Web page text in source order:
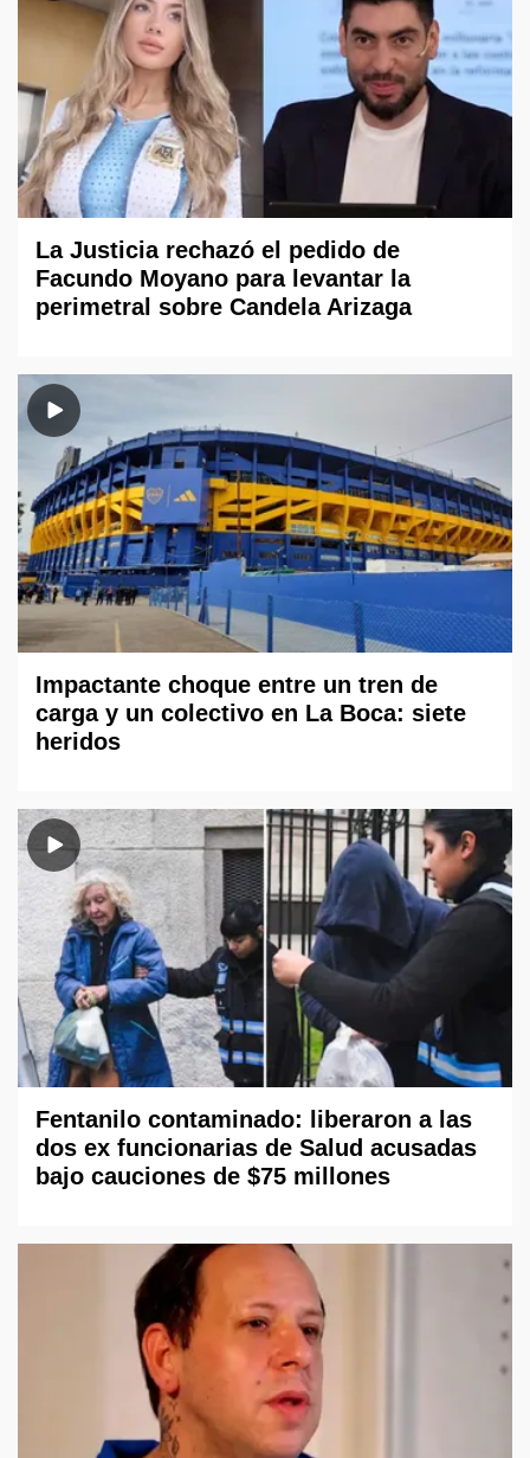
La Justicia rechazó el pedido de
Facundo Moyano para levantar la
perimetral sobre Candela Arizaga
Impactante choque entre un tren de
carga y un colectivo en La Boca: siete
heridos
Fentanilo contaminado: liberaron a las
dos ex funcionarias de Salud acusadas
bajo cauciones de $75 millones